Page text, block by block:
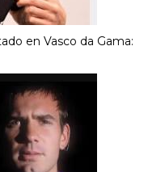
en Vasco da Gama: